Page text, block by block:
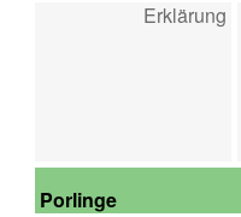
Erklärung
Porlinge